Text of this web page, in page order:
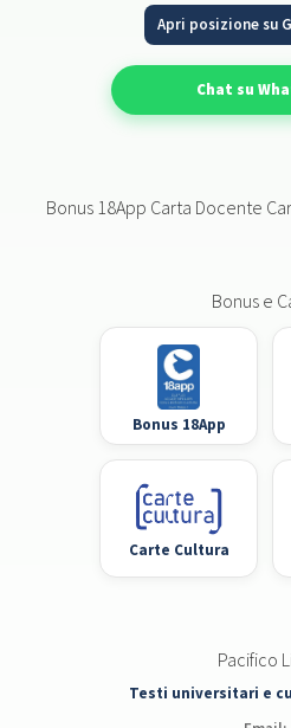
Apri posizione su
Chat su
Bonus 18App Carta Docente
Bonus e
Bonus 18App
Carte Cultura
Pacifico
Testi universitari e